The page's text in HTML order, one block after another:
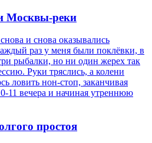
Москвы-реки
и снова оказывались
раз у меня были поклёвки, в
рыбалки, но ни один жерех так
Руки тряслись, а колени
ловить нон-стоп, заканчивая
11 вечера и начиная утреннюю
простоя